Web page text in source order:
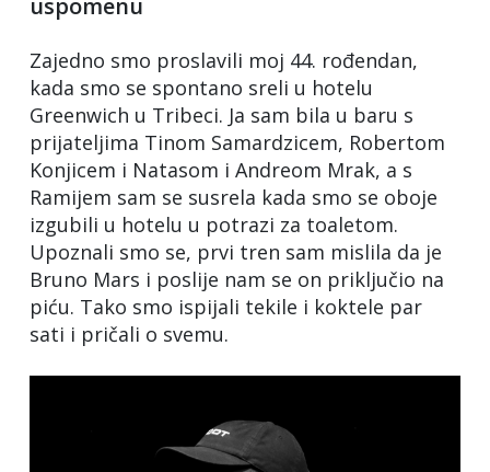
uspomenu
Zajedno smo proslavili moj 44. rođendan,
kada smo se spontano sreli u hotelu
Greenwich u Tribeci. Ja sam bila u baru s
prijateljima Tinom Samardzicem, Robertom
Konjicem i Natasom i Andreom Mrak, a s
Ramijem sam se susrela kada smo se oboje
izgubili u hotelu u potrazi za toaletom.
Upoznali smo se, prvi tren sam mislila da je
Bruno Mars i poslije nam se on priključio na
piću. Tako smo ispijali tekile i koktele par
sati i pričali o svemu.